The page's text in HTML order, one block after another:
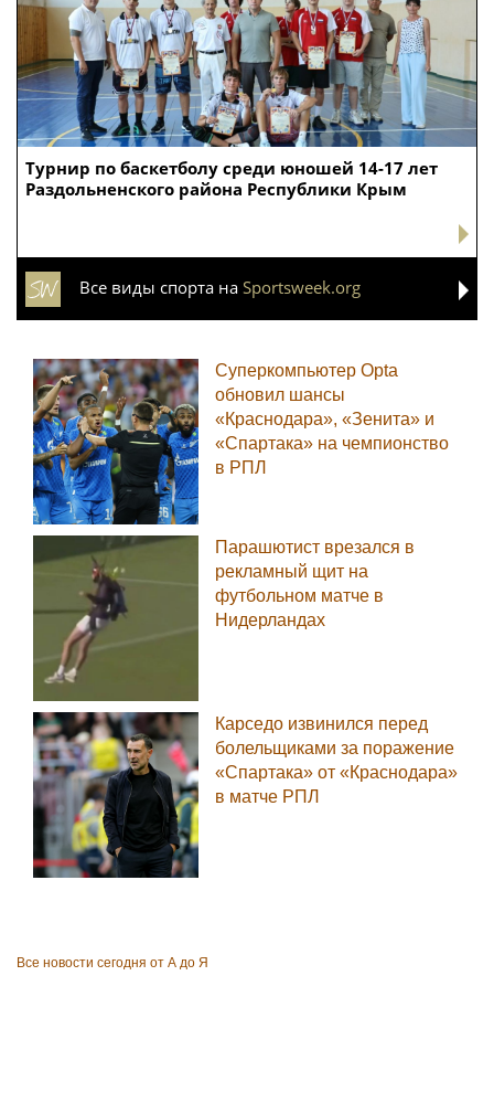
Турнир по баскетболу среди юношей 14-17 лет
Раздольненского района Республики Крым
Все виды спорта на Sportsweek.org
Суперкомпьютер Opta
обновил шансы
«Краснодара», «Зенита» и
«Спартака» на чемпионство
в РПЛ
Парашютист врезался в
рекламный щит на
футбольном матче в
Нидерландах
Карседо извинился перед
болельщиками за поражение
«Спартака» от «Краснодара»
в матче РПЛ
Все новости сегодня от А до Я